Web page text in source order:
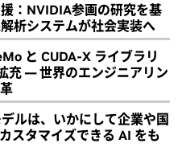
：NVIDIA参画の研究を基
析システムが社会実装へ
と CUDA-X ライブラリ
充 ― 世界のエンジニアリン
ルは、いかにして企業や国
スタマイズできる AI をも